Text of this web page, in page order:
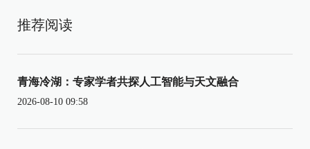
推荐阅读
青海冷湖：专家学者共探人工智能与天文融合
2026-08-10 09:58